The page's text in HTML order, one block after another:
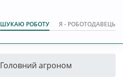
ШУКАЮ РОБОТУ Я - РОБОТОДАВЕЦЬ
Головний агроном